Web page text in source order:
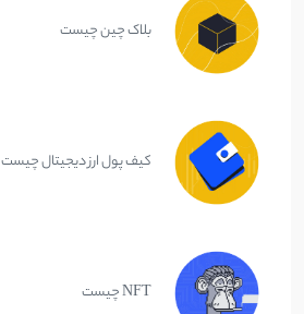
بلاک چین چیست
کیف پول ارز دیجیتال چیست
NFT چیست